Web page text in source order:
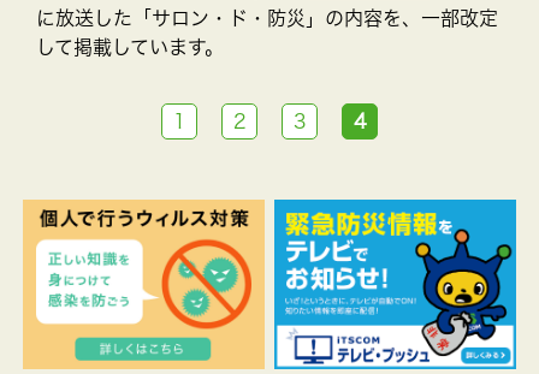
に放送した「サロン・ド・防災」の内容を、一部改定
して掲載しています。
1 2 3 4